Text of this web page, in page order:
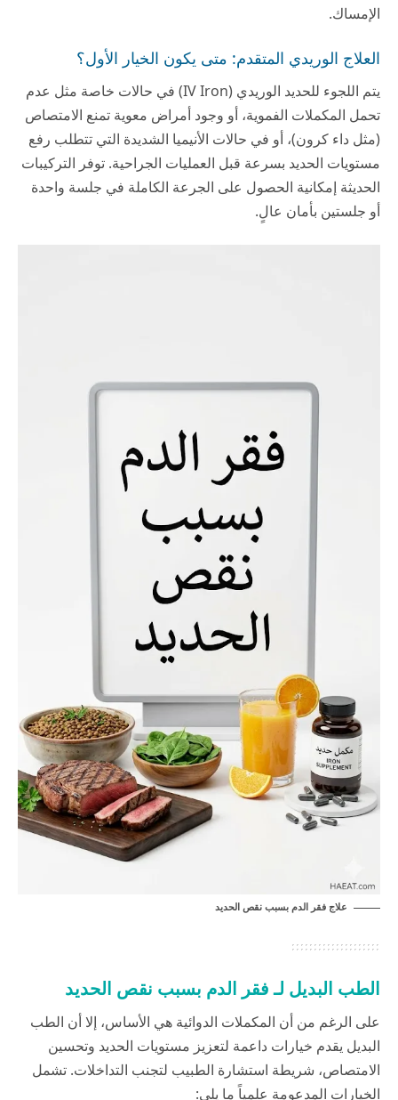
الإمساك.
العلاج الوريدي المتقدم: متى يكون الخيار الأول؟
يتم اللجوء للحديد الوريدي (IV Iron) في حالات خاصة مثل عدم
تحمل المكملات الفموية، أو وجود أمراض معوية تمنع الامتصاص
(مثل داء كرون)، أو في حالات الأنيميا الشديدة التي تتطلب رفع
مستويات الحديد بسرعة قبل العمليات الجراحية. توفر التركيبات
الحديثة إمكانية الحصول على الجرعة الكاملة في جلسة واحدة
أو جلستين بأمان عالٍ.
علاج فقر الدم بسبب نقص الحديد
الطب البديل لـ فقر الدم بسبب نقص الحديد
على الرغم من أن المكملات الدوائية هي الأساس، إلا أن الطب
البديل يقدم خيارات داعمة لتعزيز مستويات الحديد وتحسين
الامتصاص، شريطة استشارة الطبيب لتجنب التداخلات. تشمل
الخيارات المدعومة علمياً ما يلي: